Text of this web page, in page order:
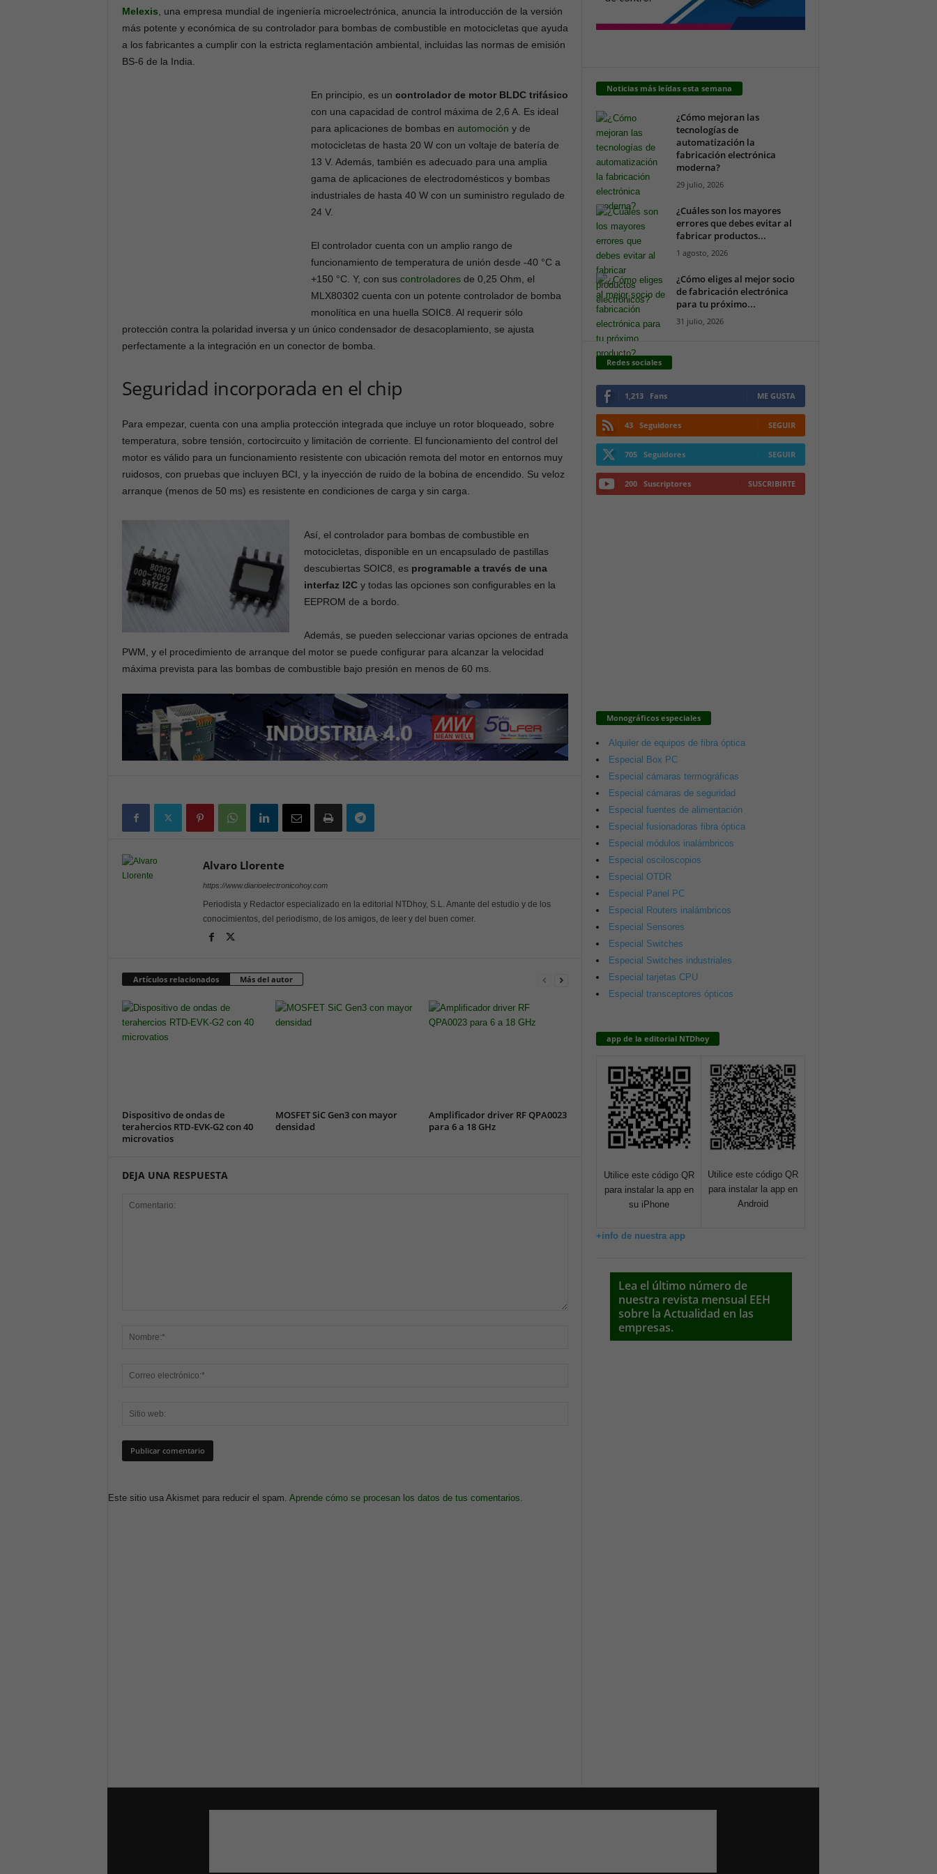
Melexis , una empresa mundial de ingeniería microelectrónica, anuncia la introducción de la versión
más potente y económica de su controlador para bombas de combustible en motocicletas que ayuda
a los fabricantes a cumplir con la estricta reglamentación ambiental, incluidas las normas de emisión
BS-6 de la India.
En principio, es un controlador de motor BLDC trifásico
con una capacidad de control máxima de 2,6 A. Es ideal
para aplicaciones de bombas en automoción y de
motocicletas de hasta 20 W con un voltaje de batería de
13 V. Además, también es adecuado para una amplia
gama de aplicaciones de electrodomésticos y bombas
industriales de hasta 40 W con un suministro regulado de
24 V.
El controlador cuenta con un amplio rango de
funcionamiento de temperatura de unión desde -40 °C a
+150 °C. Y, con sus controladores de 0,25 Ohm, el
MLX80302 cuenta con un potente controlador de bomba
monolítica en una huella SOIC8. Al requerir sólo
protección contra la polaridad inversa y un único condensador de desacoplamiento, se ajusta
perfectamente a la integración en un conector de bomba.
Seguridad incorporada en el chip
Para empezar, cuenta con una amplia protección integrada que incluye un rotor bloqueado, sobre
temperatura, sobre tensión, cortocircuito y limitación de corriente. El funcionamiento del control del
motor es válido para un funcionamiento resistente con ubicación remota del motor en entornos muy
ruidosos, con pruebas que incluyen BCI, y la inyección de ruido de la bobina de encendido. Su veloz
arranque (menos de 50 ms) es resistente en condiciones de carga y sin carga.
Así, el controlador para bombas de combustible en
motocicletas, disponible en un encapsulado de pastillas
descubiertas SOIC8, es programable a través de una
interfaz I2C y todas las opciones son configurables en la
EEPROM de a bordo.
Además, se pueden seleccionar varias opciones de entrada
PWM, y el procedimiento de arranque del motor se puede configurar para alcanzar la velocidad
máxima prevista para las bombas de combustible bajo presión en menos de 60 ms.
Alvaro Llorente
https://www.diarioelectronicohoy.com
Periodista y Redactor especializado en la editorial NTDhoy, S.L. Amante del estudio y de los
conocimientos, del periodismo, de los amigos, de leer y del buen comer.
Artículos relacionados Más del autor
Dispositivo de ondas de
terahercios RTD-EVK-G2 con 40
microvatios
MOSFET SiC Gen3 con mayor
densidad
Amplificador driver RF QPA0023
para 6 a 18 GHz
DEJA UNA RESPUESTA
Este sitio usa Akismet para reducir el spam. Aprende cómo se procesan los datos de tus comentarios.
Noticias más leídas esta semana
¿Cómo mejoran las
tecnologías de
automatización la
fabricación electrónica
moderna?
29 julio, 2026
¿Cuáles son los mayores
errores que debes evitar al
fabricar productos...
1 agosto, 2026
¿Cómo eliges al mejor socio
de fabricación electrónica
para tu próximo...
31 julio, 2026
Redes sociales
1,213 Fans ME GUSTA
43 Seguidores SEGUIR
705 Seguidores SEGUIR
200 Suscriptores SUSCRIBIRTE
Monográficos especiales
Alquiler de equipos de fibra óptica
Especial Box PC
Especial cámaras termográficas
Especial cámaras de seguridad
Especial fuentes de alimentación
Especial fusionadoras fibra óptica
Especial módulos inalámbricos
Especial osciloscopios
Especial OTDR
Especial Panel PC
Especial Routers inalámbricos
Especial Sensores
Especial Switches
Especial Switches industriales
Especial tarjetas CPU
Especial transceptores ópticos
app de la editorial NTDhoy
Utilice este código QR
para instalar la app en
su iPhone
Utilice este código QR
para instalar la app en
Android
+info de nuestra app
Lea el último número de
nuestra revista mensual EEH
sobre la Actualidad en las
empresas.